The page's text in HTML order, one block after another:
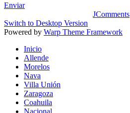
Enviar
JComments
Switch to Desktop Version
Powered by Warp Theme Framework
Inicio
Allende
Morelos
Nava
Villa Unión
Zaragoza
Coahuila
Nacional